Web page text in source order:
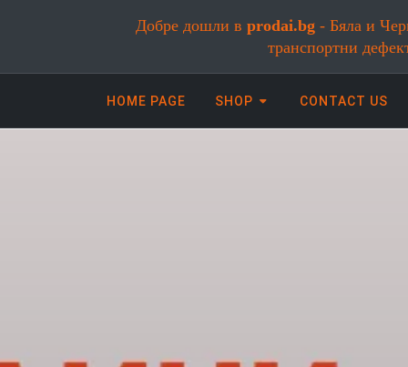
Добре дошли вprodai.bg - Бяла и
транспортни
HOME PAGE SHOP CONTACT US